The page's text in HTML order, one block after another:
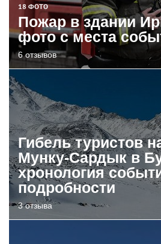
18 ФОТО
Пожар в здании
фото с места
6 отзывов
Гибель туристов
Мунку-Сардык в
хронология
подробности
3 отзыва